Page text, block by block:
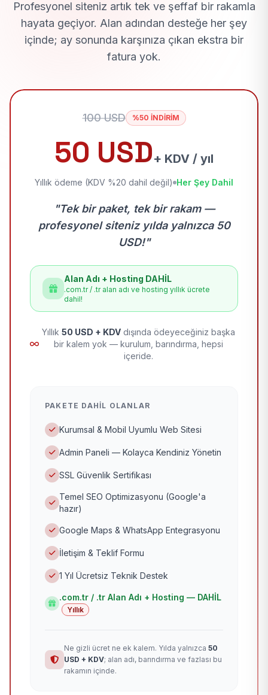
Profesyonel siteniz artık tek ve şeffaf bir rakamla
hayata geçiyor. Alan adından desteğe her şey
içinde; ay sonunda karşınıza çıkan ekstra bir
fatura yok.
100 USD %50 İNDİRİM
50 USD+ KDV / yıl
Yıllık ödeme (KDV %20 dahil değil) Her Şey Dahil
"Tek bir paket, tek bir rakam —
profesyonel siteniz yılda yalnızca 50
USD!"
Alan Adı + Hosting DAHİL
.com.tr / .tr alan adı ve hosting yıllık ücrete
dahil!
Yıllık 50 USD + KDV dışında ödeyeceğiniz başka
bir kalem yok — kurulum, barındırma, hepsi
içeride.
PAKETE DAHIL OLANLAR
Kurumsal & Mobil Uyumlu Web Sitesi
Admin Paneli — Kolayca Kendiniz Yönetin
SSL Güvenlik Sertifikası
Temel SEO Optimizasyonu (Google'a
hazır)
Google Maps & WhatsApp Entegrasyonu
İletişim & Teklif Formu
1 Yıl Ücretsiz Teknik Destek
.com.tr / .tr Alan Adı + Hosting — DAHİL
Yıllık
Ne gizli ücret ne ek kalem. Yılda yalnızca 50
USD + KDV; alan adı, barındırma ve fazlası bu
rakamın içinde.